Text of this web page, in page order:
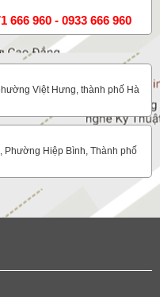
666 960 - 0933 666 960
Việt Hưng, thành phố Hà
Phường Hiệp Bình, Thành phố